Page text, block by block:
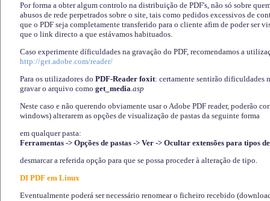
Por forma a obter algum controlo na distribuição de PDF's, não só sobre
abusos de rede perpetrados sobre o site, tais como pedidos excessivos de
que o PDF seja completamente transferido para o cliente afim de poder ser
que o link directo a que estávamos habituados.
Caso experimente díficuldades na gravação do PDF, recomendamos a
http://get.adobe.com/reader/
Para os utilizadores do PDF-Reader foxit: certamente sentirão dificuldades
gravar o arquivo como get_media.asp
Neste caso e não querendo obviamente usar o Adobe PDF reader, poderão
windows) alterarem as opções de visualização de pastas da seguinte forma
em qualquer pasta:
Ferramentas -> Opções de pastas -> Ver -> Ocultar extensões para tipos
desmarcar a referida opção para que se possa proceder à alteração de tipo.
DI PDF em Linux
Eventualmente poderá ser necessário renomear o ficheiro recebido